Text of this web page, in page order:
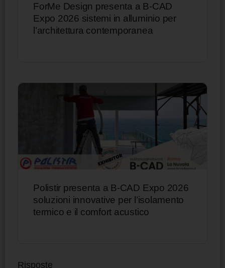
ForMe Design presenta a B-CAD
Expo 2026 sistemi in alluminio per
l’architettura contemporanea
Polistir presenta a B-CAD Expo 2026
soluzioni innovative per l’isolamento
termico e il comfort acustico
Risposte